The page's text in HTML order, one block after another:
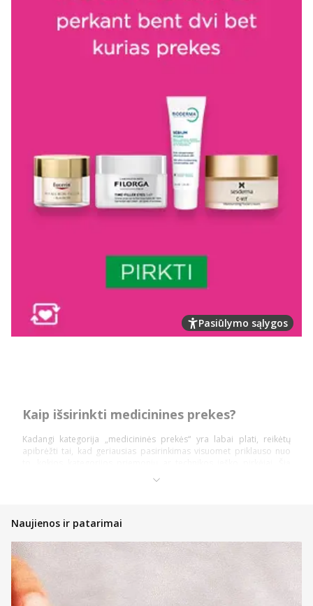
Pasiūlymo sąlygos
Kaip išsirinkti medicinines prekes?
Kadangi kategorija „medicininės prekės“ yra labai plati, reikėtų
apibrėžti tai, kad geriausias pasirinkimas visuomet priklauso nuo
Pasidalinsime bendromis įžvalgomis, ką vertėtų žinoti kiekvienam
pirkėjui, nusprendusiam pirkti internetinėje vaistinėje, kad įsigytų
priemonių ir technikos nauda būtų pati didžiausia!
Atsidarykite prekės puslapyje ir perskaitykite aprašymą,
instrukcijas bei kitą aktualią informaciją;
Jeigu prekė patiko, tačiau norite dar pasidairyti po prekių
Naujienos ir patarimai